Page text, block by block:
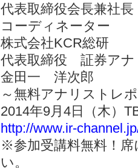
代表取締役会長兼社
コーディネーター
株式会社KCR総研
代表取締役 証券アナ
金田一 洋次郎
～無料アナリストレ
2014年9月4日（木）
http://www.ir-
※参加受講料無料！
い。